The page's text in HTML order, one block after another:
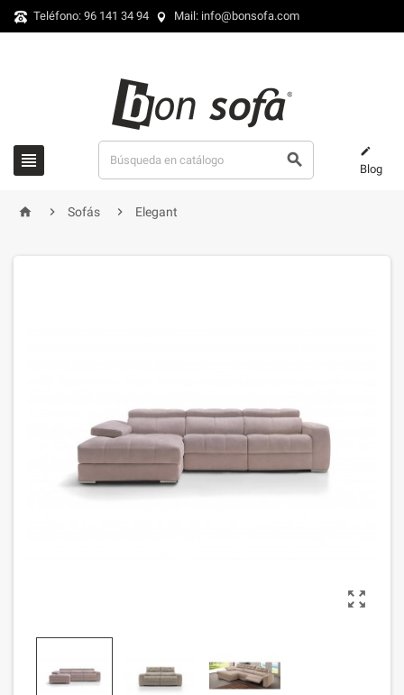
Teléfono: 96 141 34 94 Mail: info@bonsofa.com
  
Blog
  Sofás  Elegant
